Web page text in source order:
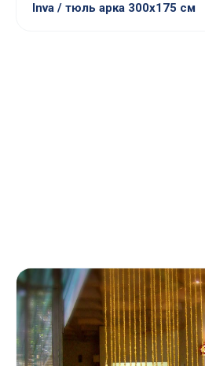
Inva / тюль арка 300х175 см